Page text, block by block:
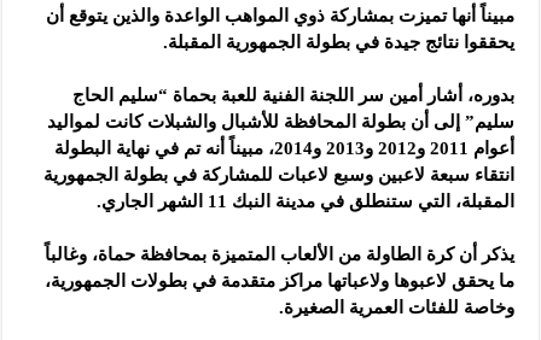
مبيناً أنها تميزت بمشاركة ذوي المواهب الواعدة والذين يتوقع أن
يحققوا نتائج جيدة في بطولة الجمهورية المقبلة.
بدوره، أشار أمين سر اللجنة الفنية للعبة بحماة “سليم الحاج
سليم” إلى أن بطولة المحافظة للأشبال والشبلات كانت لمواليد
أعوام 2011 و2012 و2013 و2014، مبيناً أنه تم في نهاية البطولة
انتقاء سبعة لاعبين وسبع لاعبات للمشاركة في بطولة الجمهورية
المقبلة، التي ستنطلق في مدينة النبك 11 الشهر الجاري.
يذكر أن كرة الطاولة من الألعاب المتميزة بمحافظة حماة، وغالباً
ما يحقق لاعبوها ولاعباتها مراكز متقدمة في بطولات الجمهورية،
وخاصة للفئات العمرية الصغيرة.